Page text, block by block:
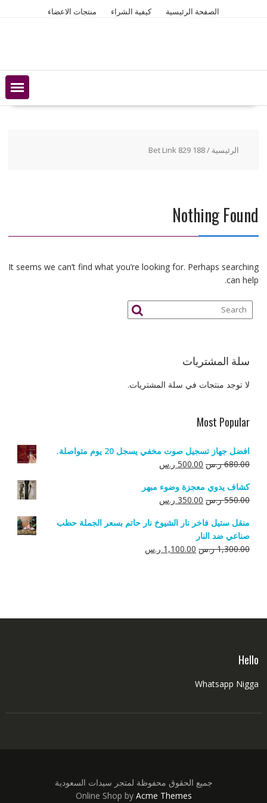
الصفحة الرئيسية كيفية الشراء منتجات الاعضاء
الرئيسية / 188 Bet Link 829
Nothing Found
It seems we can’t find what you’re looking for. Perhaps searching
can help.
سلة المشتريات
لا توجد منتجات في سلة المشتريات.
Most Popular
افضل جهاز تسجيل صوت مخفي يسجل 20 يوم متواصلة.
680.00 ر.س السعر
هو:
680.00 ر.س.
500.00 ر.سالسعر
هو:
500.00 ر.س.
كشاف يدوي معجزة وضوء مبهر
550.00 ر.س السعر
هو:
550.00 ر.س.
350.00 ر.سالسعر
هو:
منقل ستيل فاخر نار الشيوخ نار حاتم بسعر الجملة حطب
صناعي ضد النار
1,300.00 ر.س السعر
1,100.00 ر.سالسعر
Hello
Whatsapp Nigga
جميع الحقوق محفوظة لمتجر سيدات السعودية
Online Shop by Acme Themes